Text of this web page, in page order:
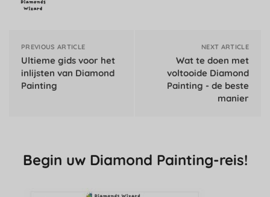
PREVIOUS ARTICLE
Ultieme gids voor het
inlijsten van Diamond
Painting
NEXT ARTICLE
Wat te doen met
voltooide Diamond
Painting - de beste
manier
Begin uw Diamond Painting-reis!